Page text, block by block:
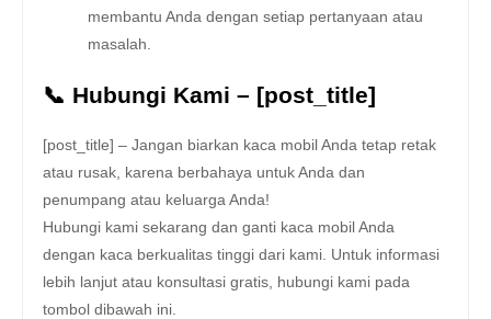
membantu Anda dengan setiap pertanyaan atau
masalah.
📞 Hubungi Kami – [post_title]
[post_title] – Jangan biarkan kaca mobil Anda tetap retak
atau rusak, karena berbahaya untuk Anda dan
penumpang atau keluarga Anda!
Hubungi kami sekarang dan ganti kaca mobil Anda
dengan kaca berkualitas tinggi dari kami. Untuk informasi
lebih lanjut atau konsultasi gratis, hubungi kami pada
tombol dibawah ini.